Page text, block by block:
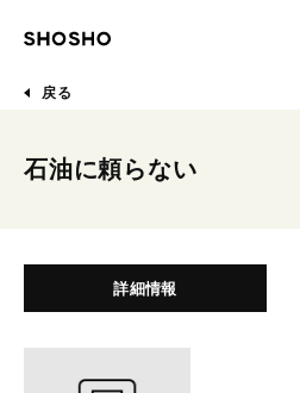
戻る
石油に頼らない
詳細情報